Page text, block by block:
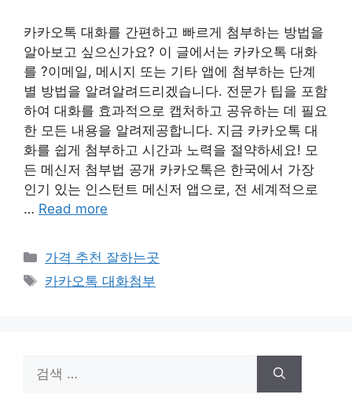
카카오톡 대화를 간편하고 빠르게 첨부하는 방법을
알아보고 싶으신가요? 이 글에서는 카카오톡 대화
를 ?이메일, 메시지 또는 기타 앱에 첨부하는 단계
별 방법을 알려알려드리겠습니다. 전문가 팁을 포함
하여 대화를 효과적으로 캡처하고 공유하는 데 필요
한 모든 내용을 알려제공합니다. 지금 카카오톡 대
화를 쉽게 첨부하고 시간과 노력을 절약하세요! 모
든 메신저 첨부법 공개 카카오톡은 한국에서 가장
인기 있는 인스턴트 메신저 앱으로, 전 세계적으로
… Read more
카
테
고
가격 추천 잘하는곳
태
카카오톡 대화첨부
색: